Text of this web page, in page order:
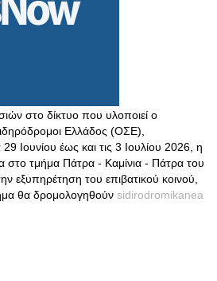
στο δίκτυο που υλοποιεί ο
Ελλάδος (ΟΣΕ),
Ιουνίου έως και τις 3 Ιουλίου 2026, η
στο τμήμα Πάτρα - Καμίνια - Πάτρα του
εξυπηρέτηση του επιβατικού κοινού,
θα δρομολογηθούν sidirodromikanea